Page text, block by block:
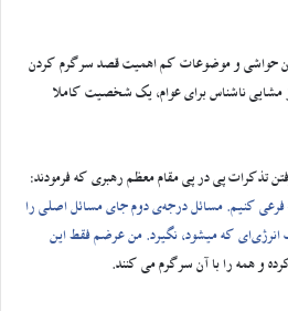
حواشی و موضوعات کم اهمیت قصد سرگرم کردن
مشایی ناشناس برای عوام، یک شخصیت کاملا
تذکرات پی در پی مقام معظم رهبری که فرمودند:
فرعى کنیم. مسائل درجه‌ى دوم جاى مسائل اصلى را
انرژى‌اى که میشود، نگیرد. من عرضم فقط این
و همه را با آن سرگرم می کنند.